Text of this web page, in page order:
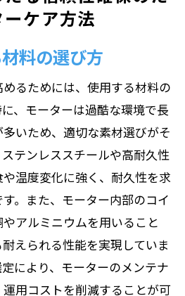
ケア方法
料の選び方
るためには、使用する材料の
、モーターは過酷な環境で長
いため、適切な素材選びがそ
テンレススチールや高耐久性
温度変化に強く、耐久性を求
。また、モーター内部のコイ
アルミニウムを用いること
えられる性能を実現していま
により、モーターのメンテナ
用コストを削減することが可